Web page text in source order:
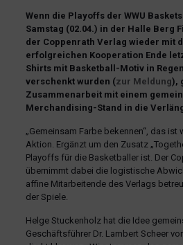
Wenn die Playoffs der WWU
Samstag (02.04.) in der Halle Berg
der Coppenrath Verlag wieder mit
erfolgreichen Kooperation Ende
Shirts mit Basketball-Motiv in
verschenkt wurden (zur Meldung),
Zusammenarbeit mit einem
Merchandising-Stand in die
„Gemeinsam Farbe bekennen“, das
Aktion. Ergänzt um den Zusatz
Playoffs für die Basketballer ist. Der
übernimmt dabei die logistische
affine Mitarbeitende des Verlags
der Spiele.
Helge Stuckenholz hat die Idee
Geschäftsführer Dr. Lambert Scheer